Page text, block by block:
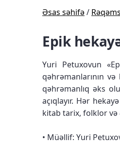
Əsas səhifə/
Epik
Yuri Petuxovun
qəhrəmanlarının
qəhrəmanlıq əks
açıqlayır. Hər
kitab tarix, folklor və
• Müəllif: Yuri